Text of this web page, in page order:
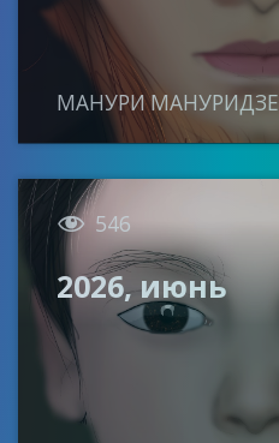
МАНУРИ МАНУРИДЗЕ
 546
2026, июнь